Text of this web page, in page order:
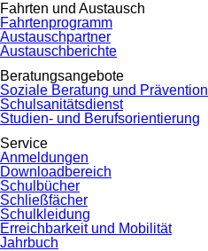
Fahrten und Austausch
Fahrtenprogramm
Austauschpartner
Austauschberichte
Beratungsangebote
Soziale Beratung und Prävention
Schulsanitätsdienst
Studien- und Berufsorientierung
Service
Anmeldungen
Downloadbereich
Schulbücher
Schließfächer
Schulkleidung
Erreichbarkeit und Mobilität
Jahrbuch